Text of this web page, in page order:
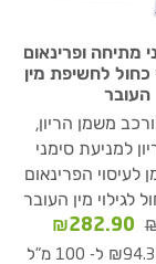
מתיחה ופרינאום
כחול לחשיפת מין
העובר
משמן הריון,
למניעת סימני
לעיסוי הפרינאום
לגילוי מין העובר
המחיר
המקורי
₪282.90
הנוכחי
ל- 100 מ"ל